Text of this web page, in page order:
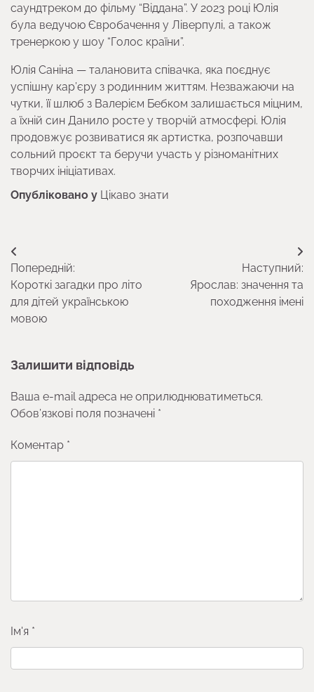
саундтреком до фільму “Віддана”. У 2023 році Юлія
була ведучою Євробачення у Ліверпулі, а також
тренеркою у шоу “Голос країни”.
Юлія Саніна — талановита співачка, яка поєднує
успішну кар’єру з родинним життям. Незважаючи на
чутки, її шлюб з Валерієм Бебком залишається міцним,
а їхній син Данило росте у творчій атмосфері. Юлія
продовжує розвиватися як артистка, розпочавши
сольний проєкт та беручи участь у різноманітних
творчих ініціативах.
Опубліковано у Цікаво знати
Навігація
записів
Попередній:
Короткі загадки про літо
для дітей українською
мовою
Наступний:
Ярослав: значення та
походження імені
Залишити відповідь
Ваша e-mail адреса не оприлюднюватиметься.
Обов’язкові поля позначені *
Коментар *
Ім'я *